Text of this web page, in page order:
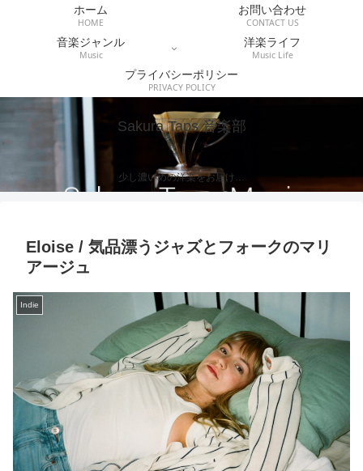
Sakura Taps 音楽部
少し濃いめの洋楽をお届け…
ホーム
HOME
お問い合わせ
CONTACT US
音楽ジャンル
Music
洋楽ライフ
Music Life
プライバシーポリシー
PRIVACY POLICY
Eloise / 気品漂うジャズとフォークのマリ
アージュ
Indie